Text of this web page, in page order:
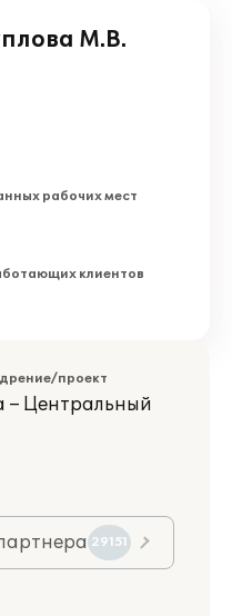
М.В.
рабочих мест
клиентов
проект
– Центральный
29151